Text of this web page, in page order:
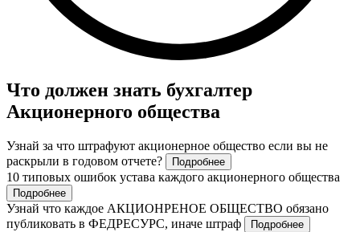
Что должен знать бухгалтер
Акционерного общества
Узнай за что штрафуют акционерное общество если вы не
раскрыли в годовом отчете?
Подробнее
10 типовых ошибок устава каждого акционерного общества
Подробнее
Узнай что каждое АКЦИОНРЕНОЕ ОБЩЕСТВО обязано
публиковать в ФЕДРЕСУРС, иначе штраф
Подробнее